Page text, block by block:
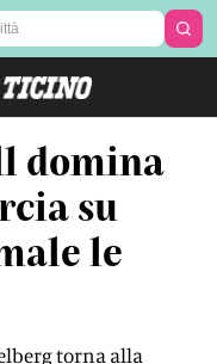
domina
su
le
torna alla